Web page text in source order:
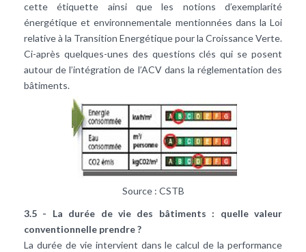
cette étiquette ainsi que les notions d’exemplarité
énergétique et environnementale mentionnées dans la Loi
relative à la Transition Energétique pour la Croissance Verte.
Ci-après quelques-unes des questions clés qui se posent
autour de l’intégration de l’ACV dans la réglementation des
bâtiments.
Source : CSTB
3.5 - La durée de vie des bâtiments : quelle valeur
conventionnelle prendre ?
La durée de vie intervient dans le calcul de la performance